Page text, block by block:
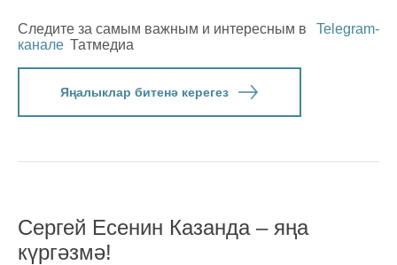
Следите за самым важным и интересным в
Telegram-
канале Татмедиа
Яңалыклар битенә керегез
Сергей Есенин Казанда – яңа
күргәзмә!